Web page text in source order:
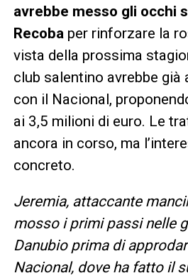
avrebbe messo gli occhi
Recoba per rinforzare la
vista della prossima
club salentino avrebbe
con il Nacional,
ai 3,5 milioni di euro. Le
ancora in corso, ma
concreto.
Jeremia, attaccante
mosso i primi passi nelle
Danubio prima di
Nacional, dove ha fatto il